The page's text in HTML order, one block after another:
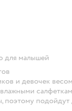
для малышей
и девочек
поэтому подойдут